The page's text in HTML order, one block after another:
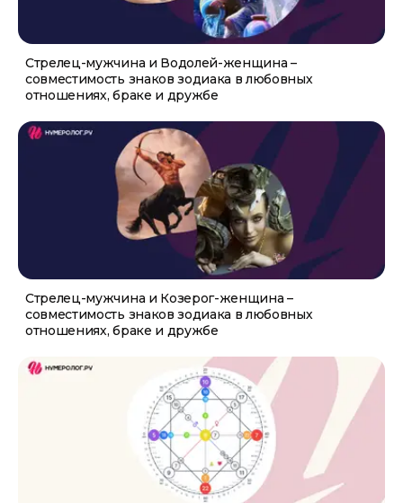
Стрелец-мужчина и Водолей-женщина –
совместимость знаков зодиака в любовных
отношениях, браке и дружбе
Стрелец-мужчина и Козерог-женщина –
совместимость знаков зодиака в любовных
отношениях, браке и дружбе